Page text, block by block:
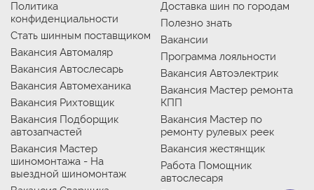
Политика
конфиденциальности
Стать шинным поставщиком
Вакансия Автомаляр
Вакансия Автослесарь
Вакансия Автомеханика
Вакансия Рихтовщик
Вакансия Подборщик
автозапчастей
Вакансия Мастер
шиномонтажа - На
выездной шиномонтаж
Доставка шин по городам
Полезно знать
Вакансии
Программа лояльности
Вакансия Автоэлектрик
Вакансия Мастер ремонта
КПП
Вакансия Мастер по
ремонту рулевых реек
Вакансия жестянщик
Работа Помощник
автослесаря